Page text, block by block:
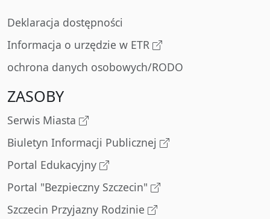
Deklaracja dostępności
Informacja o urzędzie w ETR
ochrona danych osobowych/RODO
ZASOBY
Serwis Miasta
Biuletyn Informacji Publicznej
Portal Edukacyjny
Portal "Bezpieczny Szczecin"
Szczecin Przyjazny Rodzinie